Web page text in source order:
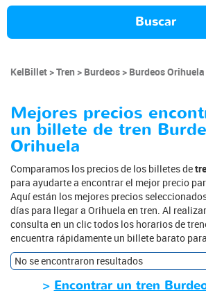
Buscar
KelBillet Tren Burdeos Burdeos
Mejores precios
un billete de tren
Orihuela
Comparamos los precios de los billetes de
para ayudarte a encontrar el mejor precio
Aquí están los mejores precios
días para llegar a Orihuela en tren. Al
consulta en un clic todos los horarios de
encuentra rápidamente un billete barato
No se encontraron resultados
> Encontrar un tren